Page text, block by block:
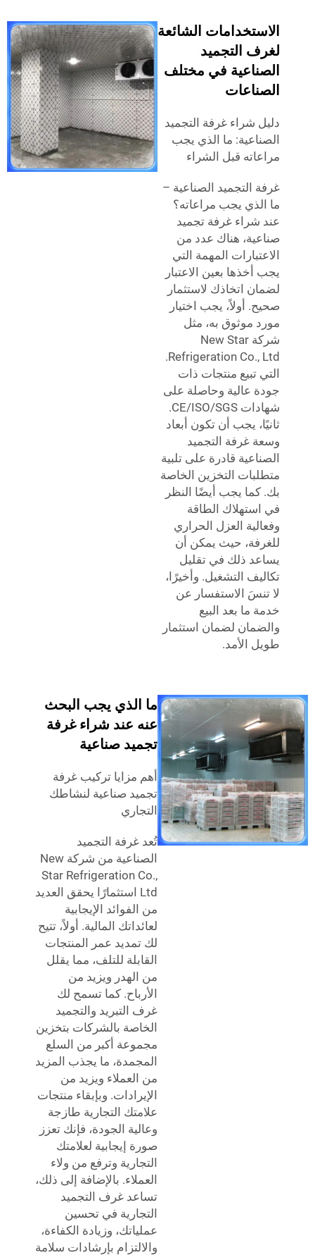
الشائعة
التجميد
في مختلف
شراء غرفة التجميد
ما الذي يجب
قبل الشراء
التجميد الصناعية –
يجب مراعاته؟
غرفة تجميد
هناك عدد من
المهمة التي
بعين الاعتبار
اتخاذك لاستثمار
أولاً، يجب اختيار
موثوق به، مثل
شركة New Star
Refrigeration Co., Ltd.
تبيع منتجات ذات
عالية وحاصلة على
شهادات CE/ISO/SGS.
يجب أن تكون أبعاد
غرفة التجميد
قادرة على تلبية
التخزين الخاصة
يجب أيضًا النظر
الطاقة
العزل الحراري
حيث يمكن أن
ذلك في تقليل
التشغيل. وأخيرًا،
الاستفسار عن
ما بعد البيع
لضمان استثمار
الأمد.
ما الذي يجب البحث
عنه عند شراء غرفة
تجميد صناعية
أهم مزايا تركيب غرفة
تجميد صناعية لنشاطك
التجاري
تُعد غرفة التجميد
الصناعية من شركة New
Star Refrigeration Co.,
Ltd استثمارًا يحقق العديد
من الفوائد الإيجابية
لعائداتك المالية. أولاً، تتيح
لك تمديد عمر المنتجات
القابلة للتلف، مما يقلل
من الهدر ويزيد من
الأرباح. كما تسمح لك
غرف التبريد والتجميد
الخاصة بالشركات بتخزين
مجموعة أكبر من السلع
المجمدة، ما يجذب المزيد
من العملاء ويزيد من
الإيرادات. وبإبقاء منتجات
علامتك التجارية طازجة
وعالية الجودة، فإنك تعزز
صورة إيجابية لعلامتك
التجارية وترفع من ولاء
العملاء. بالإضافة إلى ذلك،
تساعد غرف التجميد
التجارية في تحسين
عملياتك، وزيادة الكفاءة،
والالتزام بإرشادات سلامة